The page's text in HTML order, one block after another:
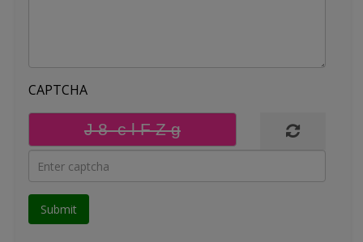
CAPTCHA